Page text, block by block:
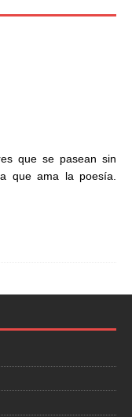
que se pasean sin
que ama la poesía.